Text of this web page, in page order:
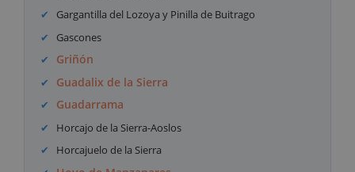
Gargantilla del Lozoya y Pinilla de Buitrago
Gascones
Griñón
Guadalix de la Sierra
Guadarrama
Horcajo de la Sierra-Aoslos
Horcajuelo de la Sierra